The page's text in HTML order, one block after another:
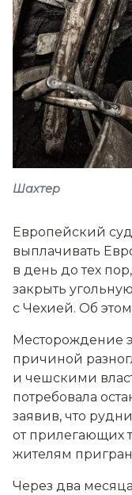
Шахтер
Европейский
выплачивать
в день до тех
закрыть
с Чехией. Об этом
Месторождение
причиной
и чешскими
потребовала
заявив, что
от прилегающих
жителям
Через два